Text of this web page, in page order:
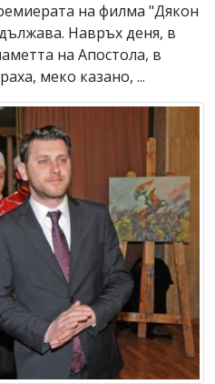
на филма "Дякон
Навръх деня, в
на Апостола, в
меко казано, ...